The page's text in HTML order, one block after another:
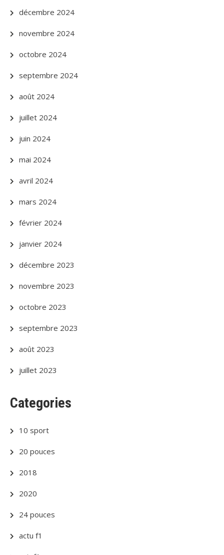
décembre 2024
novembre 2024
octobre 2024
septembre 2024
août 2024
juillet 2024
juin 2024
mai 2024
avril 2024
mars 2024
février 2024
janvier 2024
décembre 2023
novembre 2023
octobre 2023
septembre 2023
août 2023
juillet 2023
Categories
10 sport
20 pouces
2018
2020
24 pouces
actu f1